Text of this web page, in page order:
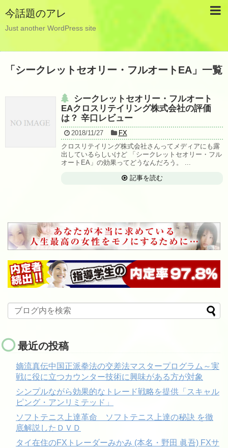
今話題のアレ
Just another WordPress site
「 シークレットセオリー・フルオートEA 」 一覧
シークレットセオリー・フルオート
EAクロスリテイリング株式会社の評価
は？ 辛口レビュー
2018/11/27
FX
クロスリテイリング株式会社さんってメディアにも露
出しているらしいけど 「シークレットセオリー・フル
オートEA」の効果ってどうなんだろう。 ...
記事を読む
最近の投稿
嫡流真伝中国正派拳法の交差法マスタープログラム～実
戦に役に立つカウンター技術に興味がある方が対象
シンプルながら効果的なトレード戦略を提供「スキャル
ピング・アンリミテッド」
ソフトテニス上達革命 ソフトテニス上達の秘訣 を徹
底解説したＤＶＤ
タイ在住のFXトレーダーみかみ (本名・野田 眞吾) FXサ